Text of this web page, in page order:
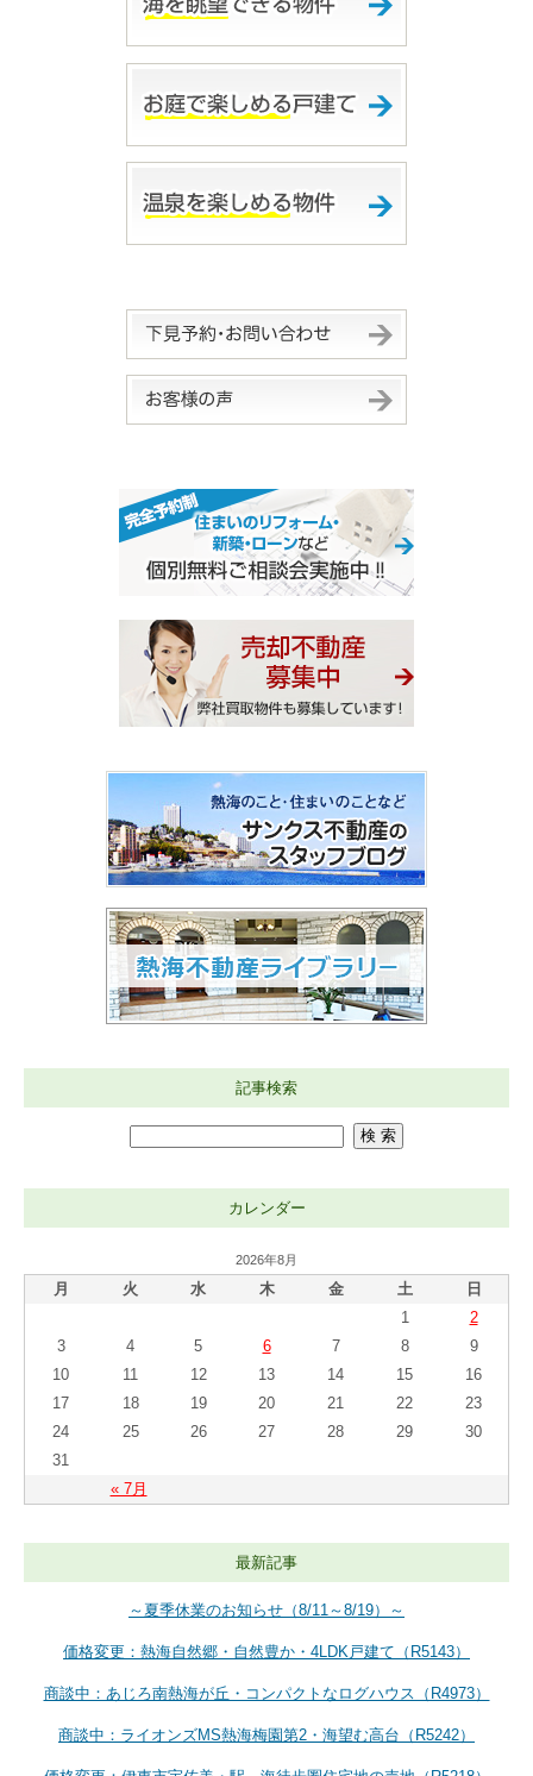
記事検索
カレンダー
2026年8月
月 火 水 木 金 土 日
« 7月
1
2
3
4 5 6 7 8
9
10
11 12 13 14 15
16
17
18 19 20 21 22
23
24
25 26 27 28 29
30
31
最新記事
～夏季休業のお知らせ（8/11～8/19）～
価格変更：熱海自然郷・自然豊か・4LDK戸建て（R5143）
商談中：あじろ南熱海が丘・コンパクトなログハウス（R4973）
商談中：ライオンズMS熱海梅園第2・海望む高台（R5242）